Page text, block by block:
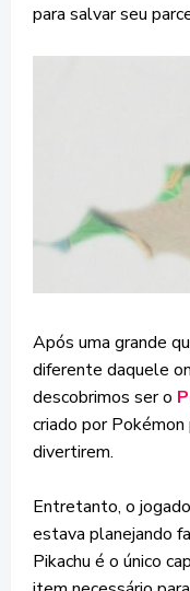
para salvar seu
Após uma grande
diferente daquele
descobrimos ser o
criado por
divertirem.
Entretanto, o
estava planejando
Pikachu é o único